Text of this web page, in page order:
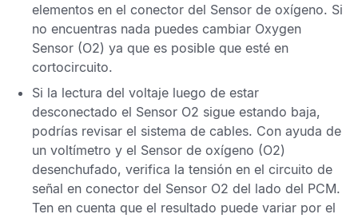
elementos en el conector del Sensor de oxígeno. Si
no encuentras nada puedes cambiar Oxygen
Sensor (O2) ya que es posible que esté en
cortocircuito.
Si la lectura del voltaje luego de estar
desconectado el Sensor O2 sigue estando baja,
podrías revisar el sistema de cables. Con ayuda de
un voltímetro y el Sensor de oxígeno (O2)
desenchufado, verifica la tensión en el circuito de
señal en conector del Sensor O2 del lado del PCM.
Ten en cuenta que el resultado puede variar por el